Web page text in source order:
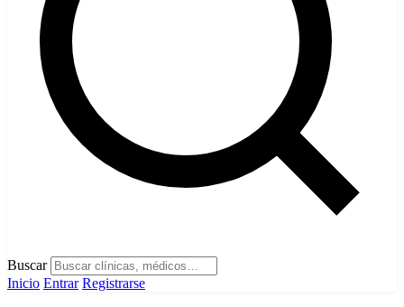
Buscar
Inicio Entrar Registrarse